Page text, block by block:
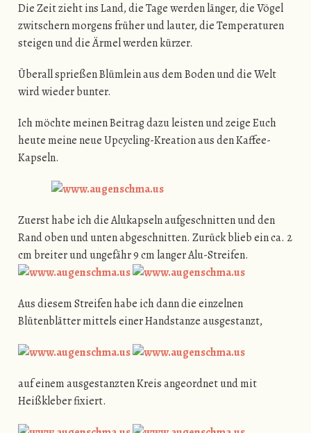
Die Zeit zieht ins Land, die Tage werden länger, die Vögel
zwitschern morgens früher und lauter, die Temperaturen
steigen und die Ärmel werden kürzer.
Überall sprießen Blümlein aus dem Boden und die Welt
wird wieder bunter.
Ich möchte meinen Beitrag dazu leisten und zeige Euch
heute meine neue Upcycling-Kreation aus den Kaffee-
Kapseln.
Zuerst habe ich die Alukapseln aufgeschnitten und den
Rand oben und unten abgeschnitten. Zurück blieb ein ca. 2
cm breiter und ungefähr 9 cm langer Alu-Streifen.
Aus diesem Streifen habe ich dann die einzelnen
Blütenblätter mittels einer Handstanze ausgestanzt,
auf einem ausgestanzten Kreis angeordnet und mit
Heißkleber fixiert.